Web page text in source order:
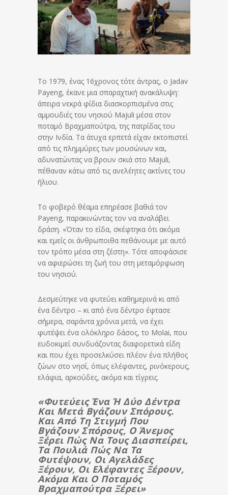
Το 1979, ένας 16χρονος τότε άντρας, ο Jadav
Payeng, έκανε μια σπαραχτική ανακάλυψη:
άπειρα νεκρά φίδια διασκορπισμένα στις
αμμουδιές του νησιού Majuli μέσα στον
ποταμό Βραχμαπούτρα, της πατρίδας του
στην Ινδία. Τα άτυχα ερπετά είχαν εκτοπιστεί
από τις πλημμύρες των μουσώνων και,
αδυνατώντας να βρουν σκιά στο Majuli,
πέθαναν κάτω από τις ανελέητες ακτίνες του
ήλιου.
Το φοβερό θέαμα επηρέασε βαθιά τον
Payeng, παρακινώντας τον να αναλάβει
δράση. «Όταν το είδα, σκέφτηκα ότι ακόμα
και εμείς οι άνθρωποιθα πεθάνουμε με αυτό
τον τρόπο μέσα στη ζέστη». Τότε αποφάσισε
να αφιερώσει τη ζωή του στη μεταμόρφωση
του νησιού.
Δεσμεύτηκε να φυτεύει καθημερινά κι από
ένα δέντρο – κι από ένα δέντρο έφτασε
σήμερα, σαράντα χρόνια μετά, να έχει
φυτέψει ένα ολόκληρο δάσος, το Molai, που
ευδοκιμεί συνδυάζοντας διαφορετικά είδη
και που έχει προσελκύσει πλέον ένα πλήθος
ζώων στο νησί, όπως ελέφαντες, ρινόκερους,
ελάφια, αρκούδες, ακόμα και τίγρεις.
«Φυτεύεις Ένα Ή Δύο Δέντρα
Και Μετά Βγάζουν Σπόρους.
Και Από Τη Στιγμή Που
Βγάζουν Σπόρους, Ο Άνεμος
Ξέρει Πώς Να Τους Διασπείρει,
Τα Πουλιά Πώς Να Τα
Φυτέψουν, Οι Αγελάδες
Ξέρουν, Οι Ελέφαντες Ξέρουν,
Ακόμα Και Ο Ποταμός
Βραχμαπούτρα Ξέρει»